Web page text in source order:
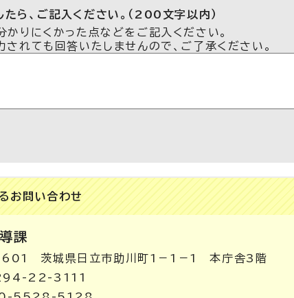
ら、ご記入ください。（200文字以内）
かりにくかった点などをご記入ください。
されても回答いたしませんので、ご了承ください。
お問い合わせ
課
茨城県日立市助川町1－1－1 本庁舎3階
22-3111